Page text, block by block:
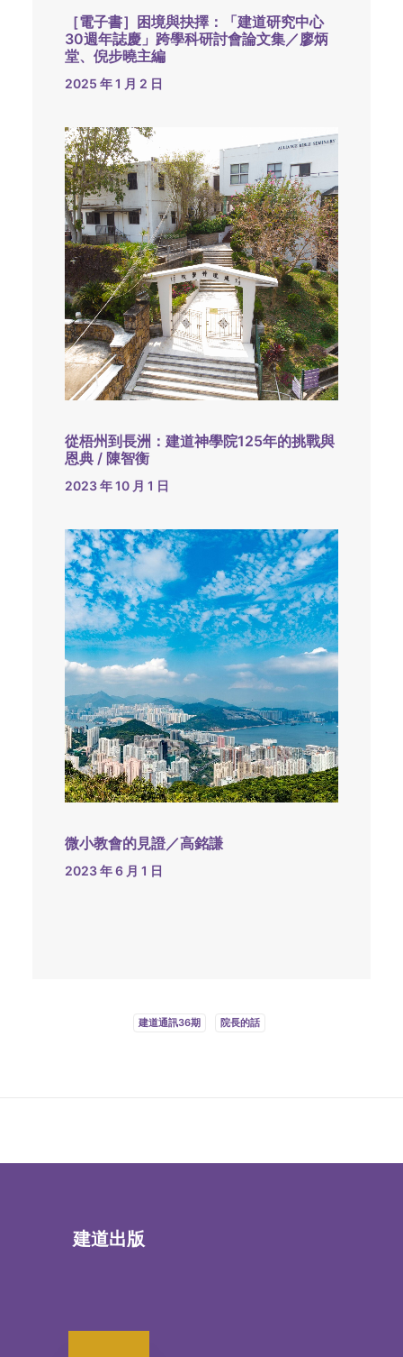
［電子書］困境與抉擇：「建道研究中心
30週年誌慶」跨學科研討會論文集／廖炳
堂、倪步曉主編
2025 年 1 月 2 日
從梧州到長洲：建道神學院125年的挑戰與
恩典 / 陳智衡
2023 年 10 月 1 日
微小教會的見證／高銘謙
2023 年 6 月 1 日
建道通訊36期 院長的話
建道出版